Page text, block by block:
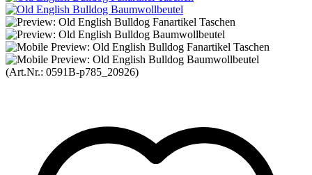
(Art.Nr.: 0591B-p785_20926)